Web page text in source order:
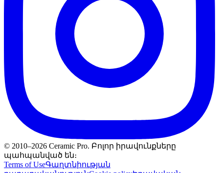
© 2010–2026 Ceramic Pro. Բոլոր իրավունքները
պահպանված են։
Terms of UseԳաղտնիության